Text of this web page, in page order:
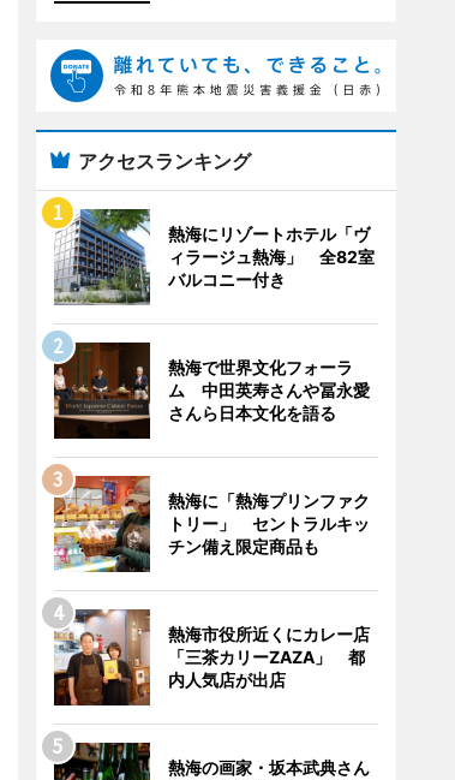
アクセスランキング
熱海にリゾートホテル「ヴ
ィラージュ熱海」 全82室
バルコニー付き
熱海で世界文化フォーラ
ム 中田英寿さんや冨永愛
さんら日本文化を語る
熱海に「熱海プリンファク
トリー」 セントラルキッ
チン備え限定商品も
熱海市役所近くにカレー店
「三茶カリーZAZA」 都
内人気店が出店
熱海の画家・坂本武典さん